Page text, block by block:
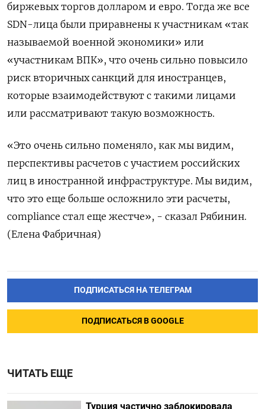
биржевых торгов долларом и евро. Тогда же все
SDN-лица были приравнены к участникам «так
называемой военной экономики» или
«участникам ВПК», что очень сильно повысило
риск вторичных санкций для иностранцев,
которые взаимодействуют с такими лицами
или рассматривают такую возможность.
«Это очень сильно поменяло, как мы видим,
перспективы расчетов с участием российских
лиц в иностранной инфраструктуре. Мы видим,
что это еще больше осложнило эти расчеты,
compliance стал еще жестче», - сказал Рябинин.
(Елена Фабричная)
ПОДПИСАТЬСЯ НА ТЕЛЕГРАМ
ПОДПИСАТЬСЯ В GOOGLE
ЧИТАТЬ ЕЩЕ
Турция частично заблокировала